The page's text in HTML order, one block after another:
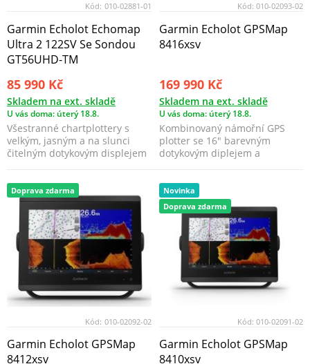
Kód: 010-02881-01
Garmin Echolot Echomap
Ultra 2 122SV Se Sondou
GT56UHD-TM
85 990 Kč
Skladem na ext. skladě
U vás doma: úterý 18.8.
Všestranné chartplottery s
velkým, jasným a na slunci
čitelným dotykovým displejem
Kód: 010-02093-02
Garmin Echolot GPSMap
8416xsv
169 990 Kč
Skladem na ext. skladě
U vás doma: úterý 18.8.
Kombinovaný námořní GPS
plotter se 16″ barevným
dotykovým diplejem a
Doprava zdarma
Kód: 010-02092-02
Garmin Echolot GPSMap
8412xsv
Novinka
Doprava zdarma
Kód: 010-02091-02
Garmin Echolot GPSMap
8410xsv